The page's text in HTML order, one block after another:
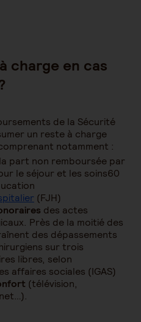
charge en cas
de la Sécurité
un reste à charge
notamment :
part non remboursée par
le séjour et les soins60
(FJH)
des actes
Près de la moitié des
des dépassements
sur trois
libres, selon
affaires sociales (IGAS)
(télévision,